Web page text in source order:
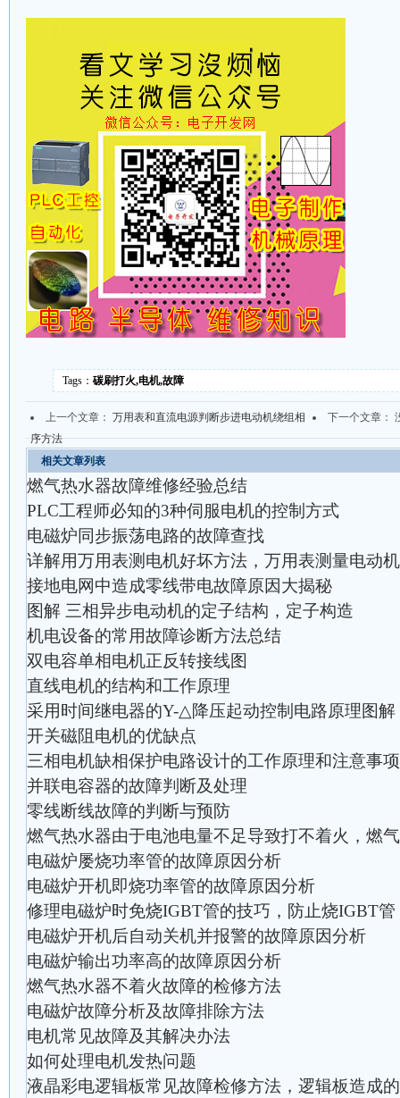
Tags： 碳刷打火,电机,故障
上一个文章： 万用表和直流电源判断步进电动机绕组相
序方法
下一个文章：
相关文章列表
燃气热水器故障维修经验总结
PLC工程师必知的3种伺服电机的控制方式
电磁炉同步振荡电路的故障查找
详解用万用表测电机好坏方法，万用表测量电动
接地电网中造成零线带电故障原因大揭秘
图解 三相异步电动机的定子结构，定子构造
机电设备的常用故障诊断方法总结
双电容单相电机正反转接线图
直线电机的结构和工作原理
采用时间继电器的Y-△降压起动控制电路原理图解
开关磁阻电机的优缺点
三相电机缺相保护电路设计的工作原理和注意事项
并联电容器的故障判断及处理
零线断线故障的判断与预防
燃气热水器由于电池电量不足导致打不着火，燃
电磁炉屡烧功率管的故障原因分析
电磁炉开机即烧功率管的故障原因分析
修理电磁炉时免烧IGBT管的技巧，防止烧IGBT管
电磁炉开机后自动关机并报警的故障原因分析
电磁炉输出功率高的故障原因分析
燃气热水器不着火故障的检修方法
电磁炉故障分析及故障排除方法
电机常见故障及其解决办法
如何处理电机发热问题
液晶彩电逻辑板常见故障检修方法，逻辑板造成